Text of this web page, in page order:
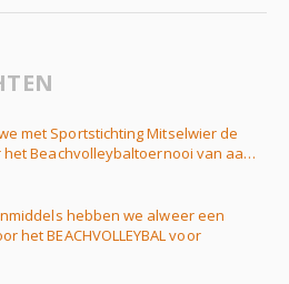
met Sportstichting Mitselwier de
Beachvolleybaltoernooi van aa…
Inmiddels hebben we alweer een
het BEACHVOLLEYBAL voor